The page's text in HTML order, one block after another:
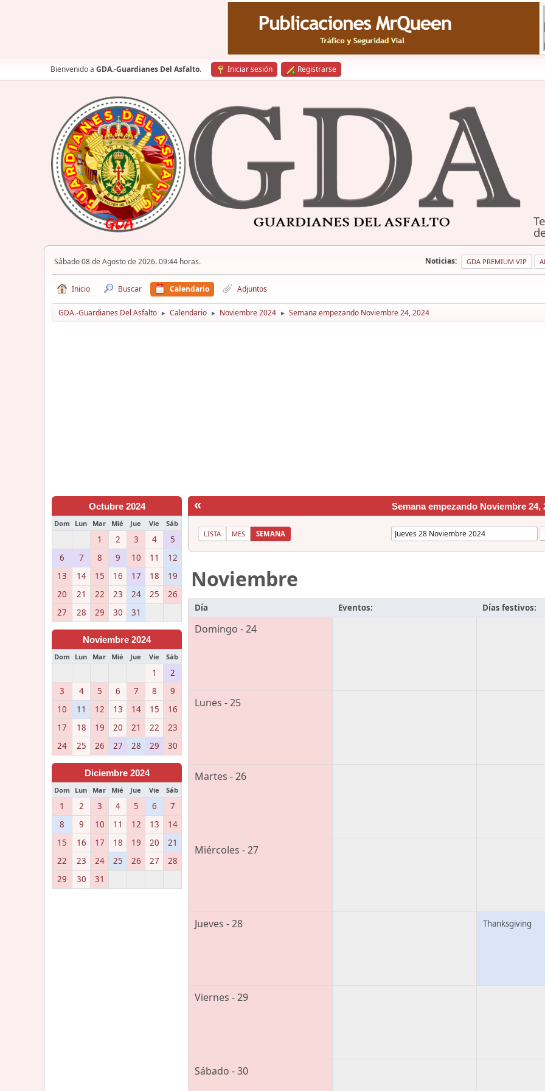
Bienvenido a GDA.-Guardianes Del Asfalto. Iniciar sesión Registrarse
Sábado 08 de Agosto de 2026. 09:44 horas. Noticias: GDA PREMIUM VIP
Inicio Buscar Calendario Adjuntos
GDA.-Guardianes Del Asfalto ► Calendario ► Noviembre 2024 ► Semana empezando Noviembre 24, 2024
Octubre 2024
Dom Lun Mar Mié Jue Vie Sáb
1 2 3 4
5
6
7 8 9 10 11
12
13
14 15 16 17 18
19
20
21 22 23 24 25
26
27
28 29 30 31
Noviembre 2024
Dom Lun Mar Mié Jue Vie Sáb
1
2
3
4 5 6 7 8
9
10
11 12 13 14 15
16
17
18 19 20 21 22
23
24
25 26 27 28 29 30
Diciembre 2024
Dom Lun Mar Mié Jue Vie Sáb
1 2 3 4 5 6
7
8
9 10 11 12 13
14
15
16 17 18 19 20
21
22
23 24 25 26 27
28
29
30 31
« Semana empezando Noviembre 24,
LISTA MES SEMANA
Noviembre
Día Eventos: Días festivos:
Domingo - 24
Lunes - 25
Martes - 26
Miércoles - 27
Jueves - 28 Thanksgiving
Viernes - 29
Sábado - 30